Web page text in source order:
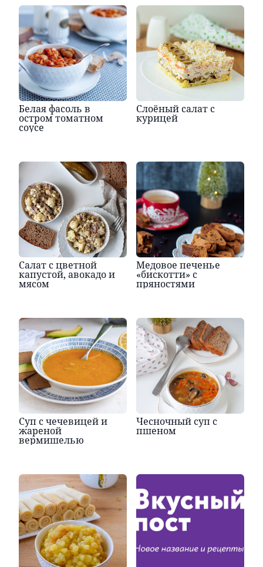
Белая фасоль в
остром томатном
соусе
Слоёный салат с
курицей
Салат с цветной
капустой, авокадо и
мясом
Медовое печенье
«бискотти» с
пряностями
Суп с чечевицей и
жареной
вермишелью
Чесночный суп с
пшеном